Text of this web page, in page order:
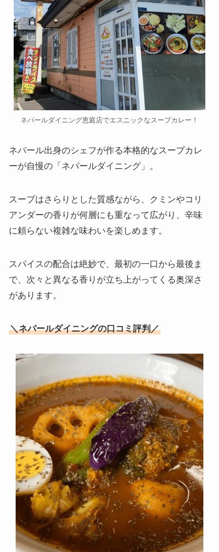
ネパールダイニング恵庭店でエスニックなスープカレー！
ネパール出身のシェフが作る本格的なスープカレ
ーが自慢の「ネパールダイニング」。
スープはさらりとした質感ながら、クミンやコリ
アンダーの香りが何層にも重なって広がり、辛味
に頼らない複雑な味わいを楽しめます。
スパイスの配合は絶妙で、最初の一口から最後ま
で、次々と異なる香りが立ち上がってくる奥深さ
があります。
＼ネパールダイニングの口コミ評判／